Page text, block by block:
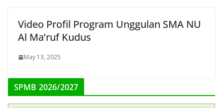
Video Profil Program Unggulan SMA NU
Al Ma’ruf Kudus
May 13, 2025
SPMB 2026/2027